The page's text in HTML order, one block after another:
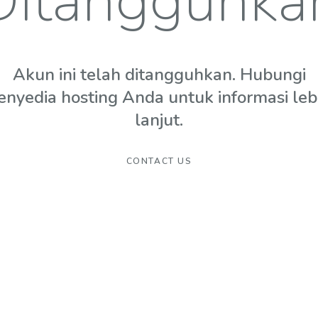
Akun ini telah ditangguhkan. Hubungi
hosting Anda untuk informasi
lanjut.
CONTACT US